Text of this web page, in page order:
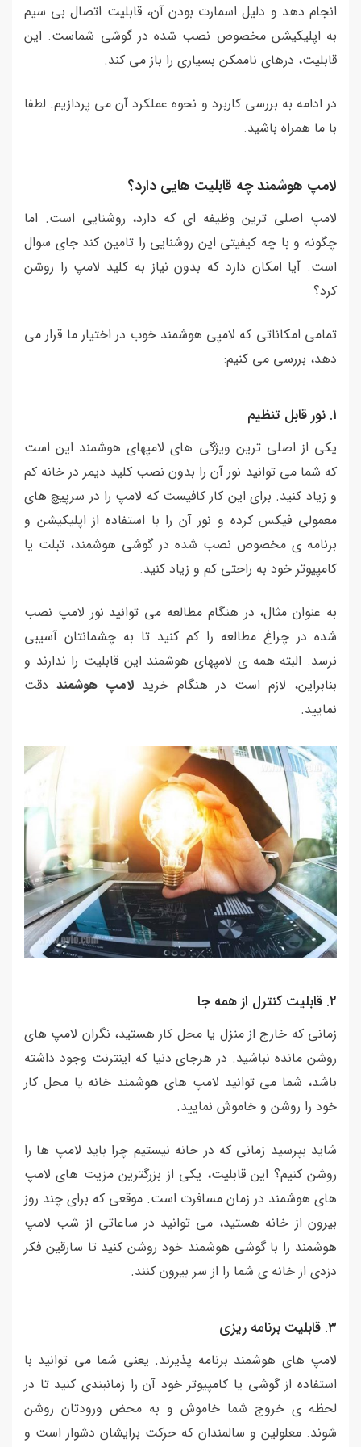
انجام دهد و دلیل اسمارت بودن آن، قابلیت اتصال بی سیم
به اپلیکیشن مخصوص نصب شده در گوشی شماست. این
قابلیت، درهای ناممکن بسیاری را باز می کند.
در ادامه به بررسی کاربرد و نحوه عملکرد آن می پردازیم. لطفا
با ما همراه باشید.
لامپ هوشمند چه قابلیت هایی دارد؟
لامپ اصلی ترین وظیفه ای که دارد، روشنایی است. اما
چگونه و با چه کیفیتی این روشنایی را تامین کند جای سوال
است. آیا امکان دارد که بدون نیاز به کلید لامپ را روشن
کرد؟
تمامی امکاناتی که لامپی هوشمند خوب در اختیار ما قرار می
دهد، بررسی می کنیم:
١. نور قابل تنظیم
یکی از اصلی ترین ویژگی های لامپهای هوشمند این است
که شما می توانید نور آن را بدون نصب کلید دیمر در خانه کم
و زیاد کنید. برای این کار کافیست که لامپ را در سرپیچ های
معمولی فیکس کرده و نور آن را با استفاده از اپلیکیشن و
برنامه ی مخصوص نصب شده در گوشی هوشمند، تبلت یا
کامپیوتر خود به راحتی کم و زیاد کنید.
به عنوان مثال، در هنگام مطالعه می توانید نور لامپ نصب
شده در چراغ مطالعه را کم کنید تا به چشمانتان آسیبی
نرسد. البته همه ی لامپهای هوشمند این قابلیت را ندارند و
بنابراین، لازم است در هنگام خرید لامپ هوشمنددقت
نمایید.
٢. قابلیت کنترل از همه جا
زمانی که خارج از منزل یا محل کار هستید، نگران لامپ های
روشن مانده نباشید. در هرجای دنیا که اینترنت وجود داشته
باشد، شما می توانید لامپ های هوشمند خانه یا محل کار
خود را روشن و خاموش نمایید.
شاید بپرسید زمانی که در خانه نیستیم چرا باید لامپ ها را
روشن کنیم؟ این قابلیت، یکی از بزرگترین مزیت های لامپ
های هوشمند در زمان مسافرت است. موقعی که برای چند روز
بیرون از خانه هستید، می توانید در ساعاتی از شب لامپ
هوشمند را با گوشی هوشمند خود روشن کنید تا سارقین فکر
دزدی از خانه ی شما را از سر بیرون کنند.
٣. قابلیت برنامه ریزی
لامپ های هوشمند برنامه پذیرند. یعنی شما می توانید با
استفاده از گوشی یا کامپیوتر خود آن را زمانبندی کنید تا در
لحظه ی خروج شما خاموش و به محض ورودتان روشن
شوند. معلولین و سالمندان که حرکت برایشان دشوار است و